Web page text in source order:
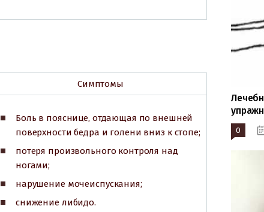
Симптомы
Боль в пояснице, отдающая по внешней
поверхности бедра и голени вниз к стопе;
потеря произвольного контроля над
ногами;
нарушение мочеиспускания;
снижение либидо.
0